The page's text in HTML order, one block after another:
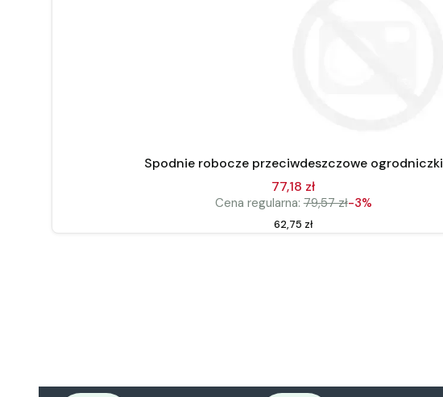
Spodnie robocze przeciwdeszczowe ogrodniczki
77,18 zł
Cena regularna: 79,57 zł-3%
Cena
62,75 zł